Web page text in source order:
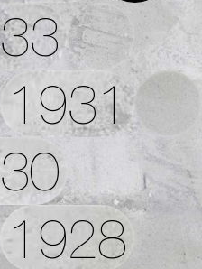
1931
1928